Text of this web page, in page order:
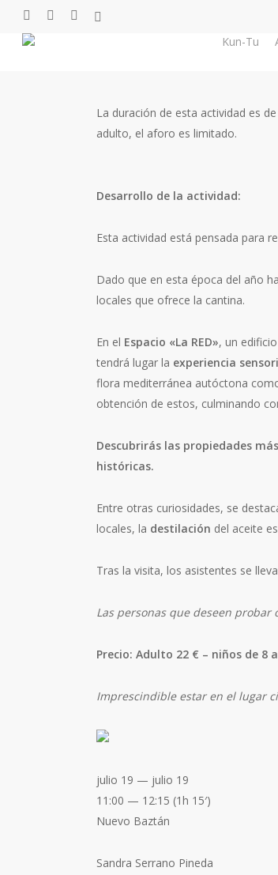
main
facebookyoutubeinstagram
tiktok
Kun-Tu
La duración de esta actividad es
adulto, el aforo es limitado.
Desarrollo de la actividad:
Esta actividad está pensada para
Dado que en esta época del año
locales que ofrece la cantina.
En el Espacio «La RED», un
tendrá lugar la experiencia
flora mediterránea autóctona
obtención de estos, culminando
Descubrirás las propiedades
históricas.
Entre otras curiosidades, se
locales, la destilación del aceite
Tras la visita, los asistentes se
Las personas que deseen
Precio: Adulto 22 € – niños de 8
Imprescindible estar en el lugar
julio 19 — julio 19
11:00 — 12:15 (1h 15′)
Nuevo Baztán
Sandra Serrano Pineda